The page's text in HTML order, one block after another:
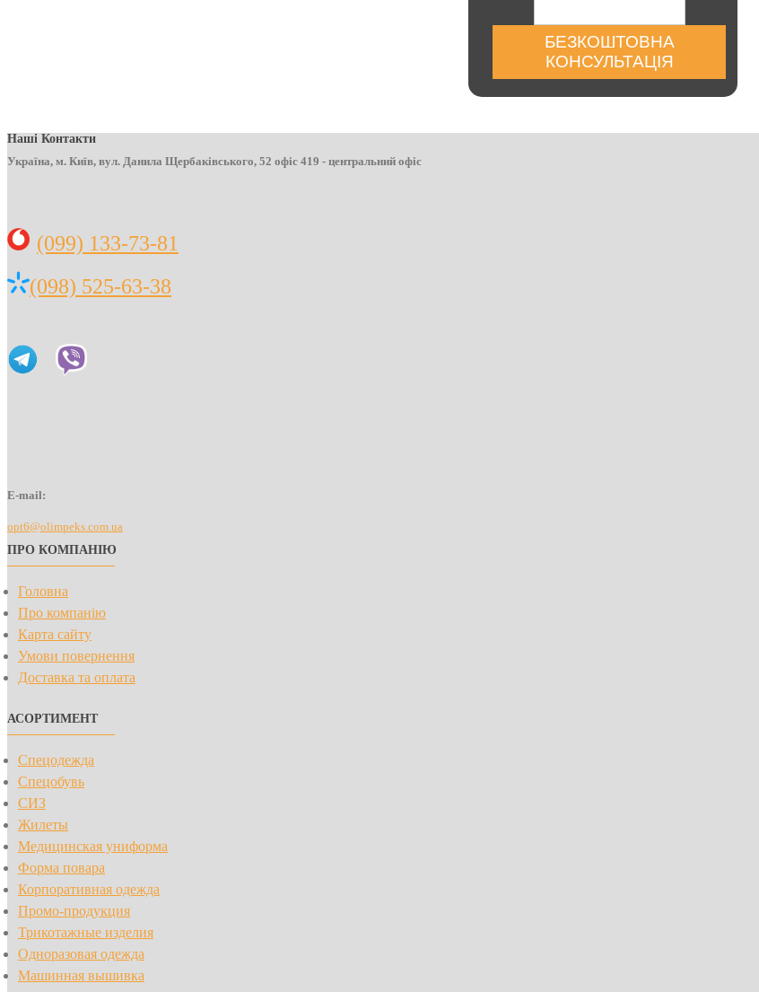
БЕЗКОШТОВНА
КОНСУЛЬТАЦІЯ
Наші Контакти
Україна, м. Київ, вул. Данила Щербаківського, 52 офіс 419 - центральний офіс
(099) 133-73-81
(098) 525-63-38
E-mail:
opt6@olimpeks.com.ua
ПРО КОМПАНІЮ
Головна
Про компанію
Карта сайту
Умови повернення
Доставка та оплата
АСОРТИМЕНТ
Спецодежда
Спецобувь
СИЗ
Жилеты
Медицинская униформа
Форма повара
Корпоративная одежда
Промо-продукция
Трикотажные изделия
Одноразовая одежда
Машинная вышивка